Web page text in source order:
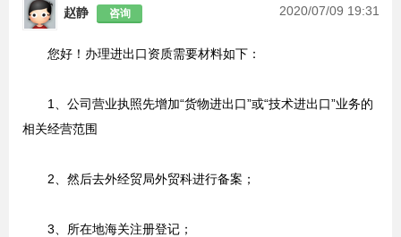
赵静 咨询 2020/07/09 19:31
您好！办理进出口资质需要材料如下：
1、公司营业执照先增加“货物进出口”或“技术进出口”业务的
相关经营范围
2、然后去外经贸局外贸科进行备案；
3、所在地海关注册登记；